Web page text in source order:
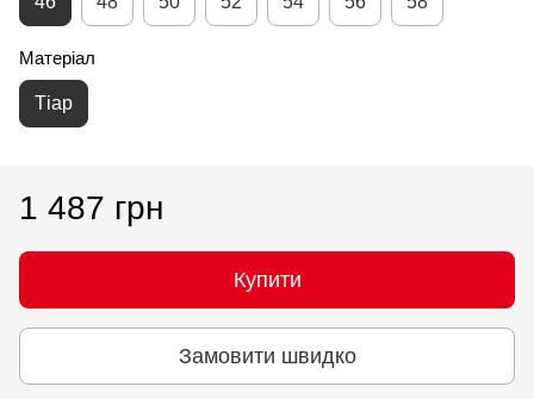
Матеріал
Тіар
1 487 грн
Купити
Замовити швидко